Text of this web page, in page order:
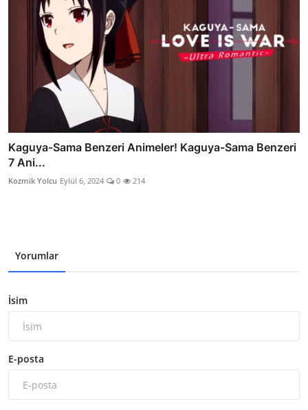
Kaguya-Sama Benzeri Animeler! Kaguya-Sama Benzeri
7 Ani...
Kozmik Yolcu Eylül 6, 2024 0 214
Yorumlar
İsim
E-posta